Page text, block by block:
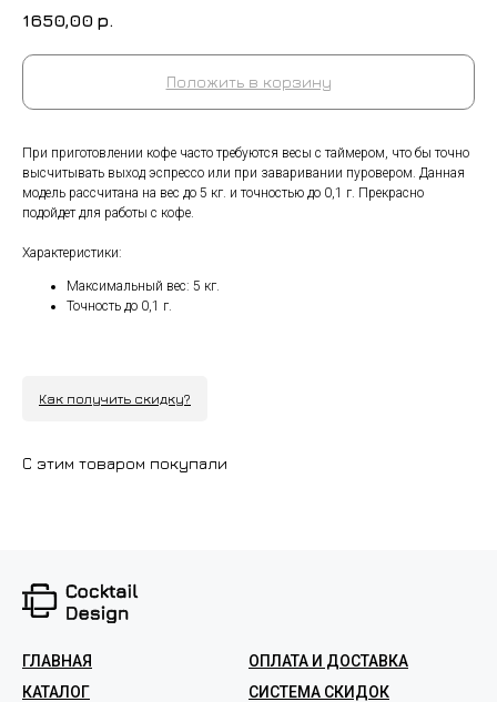
1650,00 р.
Положить в корзину
При приготовлении кофе часто требуются весы с таймером, что бы точно
высчитывать выход эспрессо или при заваривании пуровером. Данная
модель рассчитана на вес до 5 кг. и точностью до 0,1 г. Прекрасно
подойдет для работы с кофе.
Характеристики:
Максимальный вес: 5 кг.
Точность до 0,1 г.
Как получить скидку?
С этим товаром покупали
ГЛАВНАЯ
ИЗГОТОВЛЕНИЕ НА ЗАКАЗ
ОПЛАТА И ДОСТАВКА
СИСТЕМА СКИДОК
+7
КАТАЛОГ